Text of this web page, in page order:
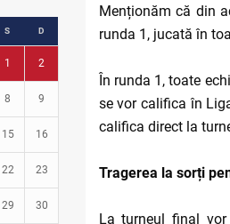
S D
1 2
8 9
15 16
22 23
29 30
Menționăm că din
runda 1, jucată în
În runda 1, toate
se vor califica în
califica direct la
Tragerea la sorți
La turneul final